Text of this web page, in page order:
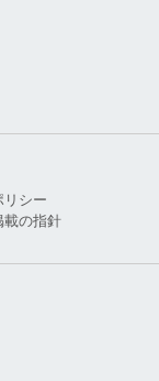
シー
の指針